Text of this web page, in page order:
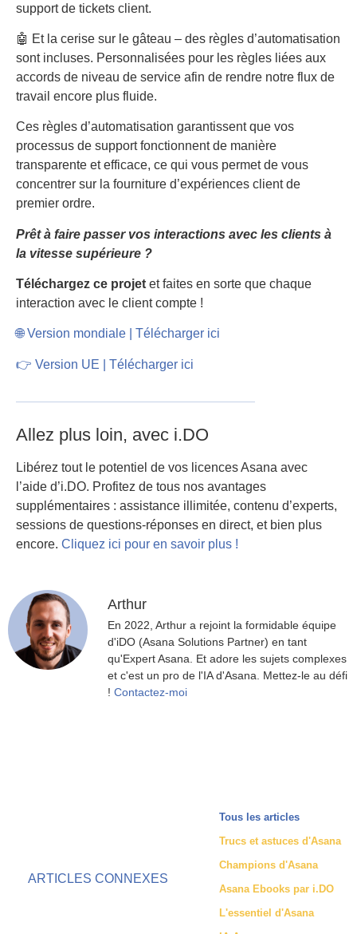
support de tickets client.
🤖 Et la cerise sur le gâteau – des règles d’automatisation
sont incluses. Personnalisées pour les règles liées aux
accords de niveau de service afin de rendre notre flux de
travail encore plus fluide.
Ces règles d’automatisation garantissent que vos
processus de support fonctionnent de manière
transparente et efficace, ce qui vous permet de vous
concentrer sur la fourniture d’expériences client de
premier ordre.
Prêt à faire passer vos interactions avec les clients à
la vitesse supérieure ?
Téléchargez ce projet et faites en sorte que chaque
interaction avec le client compte !
🌐 Version mondiale | Télécharger ici
👉 Version UE | Télécharger ici
Allez plus loin, avec i.DO
Libérez tout le potentiel de vos licences Asana avec
l’aide d’i.DO. Profitez de tous nos avantages
supplémentaires : assistance illimitée, contenu d’experts,
sessions de questions-réponses en direct, et bien plus
encore. Cliquez ici pour en savoir plus !
Arthur
En 2022, Arthur a rejoint la formidable équipe
d'iDO (Asana Solutions Partner) en tant
qu'Expert Asana. Et adore les sujets complexes
et c'est un pro de l'IA d'Asana. Mettez-le au défi
! Contactez-moi
ARTICLES CONNEXES
Tous les articles
Trucs et astuces d'Asana
Champions d'Asana
Asana Ebooks par i.DO
L'essentiel d'Asana